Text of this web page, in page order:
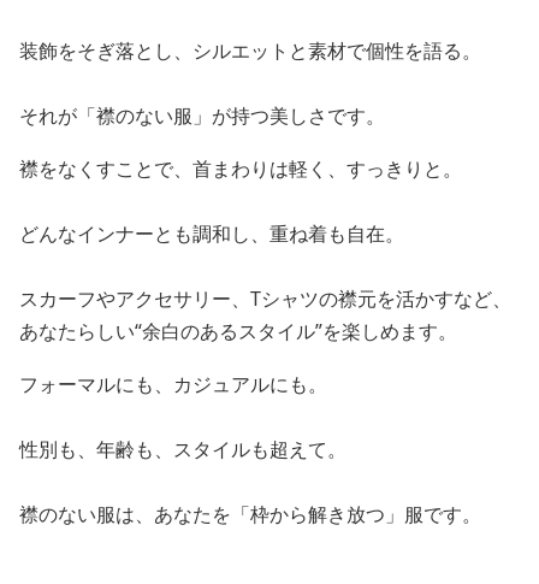
装飾をそぎ落とし、シルエットと素材で個性を語る。
それが「襟のない服」が持つ美しさです。
襟をなくすことで、首まわりは軽く、すっきりと。
どんなインナーとも調和し、重ね着も自在。
スカーフやアクセサリー、Tシャツの襟元を活かすなど、
あなたらしい“余白のあるスタイル”を楽しめます。
フォーマルにも、カジュアルにも。
性別も、年齢も、スタイルも超えて。
襟のない服は、あなたを「枠から解き放つ」服です。